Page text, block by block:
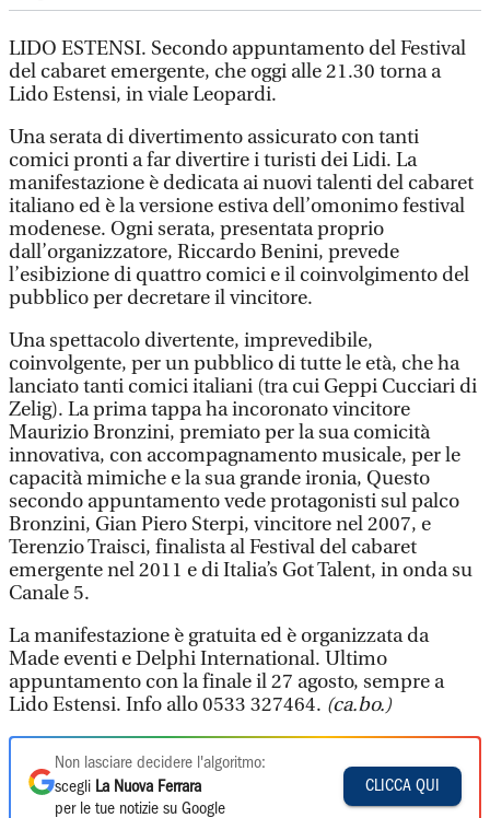
LIDO ESTENSI. Secondo appuntamento del Festival
del cabaret emergente, che oggi alle 21.30 torna a
Lido Estensi, in viale Leopardi.
Una serata di divertimento assicurato con tanti
comici pronti a far divertire i turisti dei Lidi. La
manifestazione è dedicata ai nuovi talenti del cabaret
italiano ed è la versione estiva dell’omonimo festival
modenese. Ogni serata, presentata proprio
dall’organizzatore, Riccardo Benini, prevede
l’esibizione di quattro comici e il coinvolgimento del
pubblico per decretare il vincitore.
Una spettacolo divertente, imprevedibile,
coinvolgente, per un pubblico di tutte le età, che ha
lanciato tanti comici italiani (tra cui Geppi Cucciari di
Zelig). La prima tappa ha incoronato vincitore
Maurizio Bronzini, premiato per la sua comicità
innovativa, con accompagnamento musicale, per le
capacità mimiche e la sua grande ironia, Questo
secondo appuntamento vede protagonisti sul palco
Bronzini, Gian Piero Sterpi, vincitore nel 2007, e
Terenzio Traisci, finalista al Festival del cabaret
emergente nel 2011 e di Italia’s Got Talent, in onda su
Canale 5.
La manifestazione è gratuita ed è organizzata da
Made eventi e Delphi International. Ultimo
appuntamento con la finale il 27 agosto, sempre a
Lido Estensi. Info allo 0533 327464. (ca.bo.)
Non lasciare decidere l'algoritmo:
scegli La Nuova Ferrara
per le tue notizie su Google
CLICCA QUI